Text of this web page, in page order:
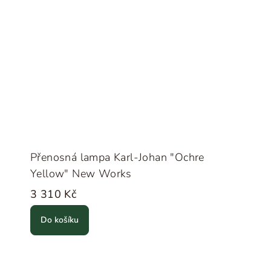
Přenosná lampa Karl-Johan "Ochre
Yellow" New Works
3 310 Kč
Do košíku